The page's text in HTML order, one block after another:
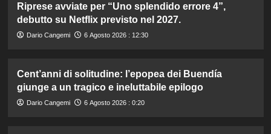
Riprese avviate per “Uno splendido errore 4”,
debutto su Netflix previsto nel 2027.
Dario Cangemi 6 Agosto 2026 : 12:30
Cent’anni di solitudine: l’epopea dei Buendía
giunge a un tragico e ineluttabile epilogo
Dario Cangemi 6 Agosto 2026 : 0:20